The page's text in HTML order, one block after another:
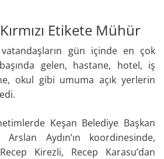
Etikete Mühür
gün içinde en çok
gelen, hastane, hotel, iş
okul gibi umuma açık yerlerin
Keşan Belediye Başkan
Arslan Aydın’ın koordinesinde,
Kirezli, Recep Karasu’dan